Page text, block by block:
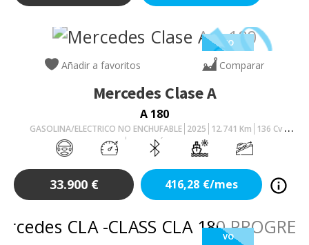
VO
Añadir a favoritos Comparar
Mercedes Clase A
A 180
GASOLINA/ELECTRICO NO ENCHUFABLE 2025 12.741 Km 136 Cv
AUTOMÁTICO
33.900 € 416,28 €/mes
VO